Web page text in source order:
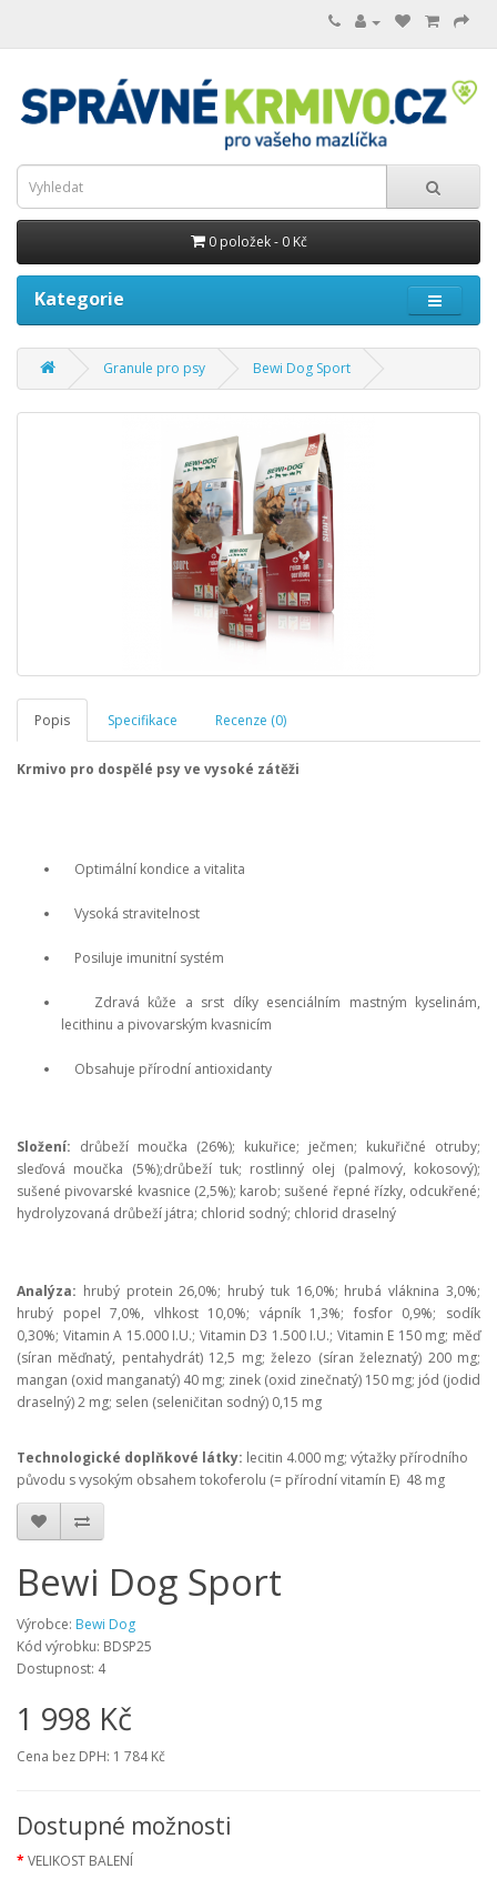
0 položek - 0 Kč
Kategorie
Granule pro psy Bewi Dog Sport
Popis Specifikace Recenze (0)
Krmivo pro dospělé psy ve vysoké zátěži
Optimální kondice a vitalita
Vysoká stravitelnost
Posiluje imunitní systém
Zdravá kůže a srst díky esenciálním mastným kyselinám,
lecithinu a pivovarským kvasnicím
Obsahuje přírodní antioxidanty
Složení: drůbeží moučka (26%); kukuřice; ječmen; kukuřičné otruby;
sleďová moučka (5%);drůbeží tuk; rostlinný olej (palmový, kokosový);
sušené pivovarské kvasnice (2,5%); karob; sušené řepné řízky, odcukřené;
hydrolyzovaná drůbeží játra; chlorid sodný; chlorid draselný
Analýza: hrubý protein 26,0%; hrubý tuk 16,0%; hrubá vláknina 3,0%;
hrubý popel 7,0%, vlhkost 10,0%; vápník 1,3%; fosfor 0,9%; sodík
0,30%; Vitamin A 15.000 I.U.; Vitamin D3 1.500 I.U.; Vitamin E 150 mg; měď
(síran měďnatý, pentahydrát) 12,5 mg; železo (síran železnatý) 200 mg;
mangan (oxid manganatý) 40 mg; zinek (oxid zinečnatý) 150 mg; jód (jodid
draselný) 2 mg; selen (seleničitan sodný) 0,15 mg
Technologické doplňkové látky: lecitin 4.000 mg; výtažky přírodního
původu s vysokým obsahem tokoferolu (= přírodní vitamín E) 48 mg
Bewi Dog Sport
Výrobce: Bewi Dog
Kód výrobku: BDSP25
Dostupnost: 4
1 998 Kč
Cena bez DPH: 1 784 Kč
Dostupné možnosti
VELIKOST BALENÍ